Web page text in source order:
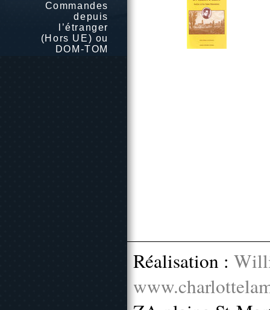
Commandes
depuis
l’étranger
(Hors UE) ou
DOM-TOM
Réalisation :